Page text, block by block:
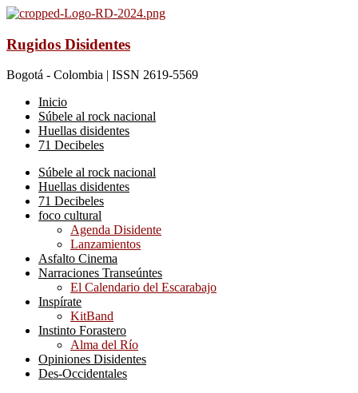
Rugidos Disidentes
Bogotá - Colombia | ISSN 2619-5569
Inicio
Súbele al rock nacional
Huellas disidentes
71 Decibeles
Súbele al rock nacional
Huellas disidentes
71 Decibeles
foco cultural
Agenda Disidente
Lanzamientos
Asfalto Cinema
Narraciones Transeúntes
El Calendario del Escarabajo
Inspírate
KitBand
Instinto Forastero
Alma del Río
Opiniones Disidentes
Des-Occidentales